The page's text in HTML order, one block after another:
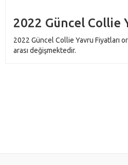
2022 Güncel Collie
2022 Güncel Collie Yavru Fiyatları
arası değişmektedir.